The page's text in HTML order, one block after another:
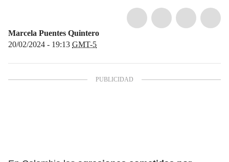
Marcela Puentes Quintero
20/02/2024 - 19:13 GMT-5